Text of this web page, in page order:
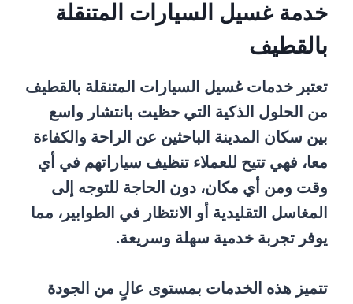
خدمة غسيل السيارات المتنقلة
بالقطيف
تعتبر خدمات غسيل السيارات المتنقلة بالقطيف
من الحلول الذكية التي حظيت بانتشار واسع
بين سكان المدينة الباحثين عن الراحة والكفاءة
معا، فهي تتيح للعملاء تنظيف سياراتهم في أي
وقت ومن أي مكان، دون الحاجة للتوجه إلى
المغاسل التقليدية أو الانتظار في الطوابير، مما
يوفر تجربة خدمية سهلة وسريعة.
تتميز هذه الخدمات بمستوى عالٍ من الجودة